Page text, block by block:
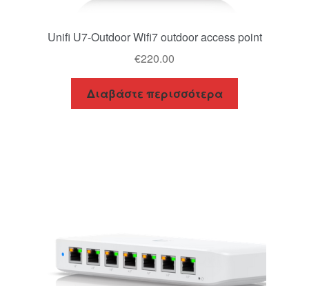
Unifi U7-Outdoor Wifi7 outdoor access point
€220.00
Διαβάστε περισσότερα